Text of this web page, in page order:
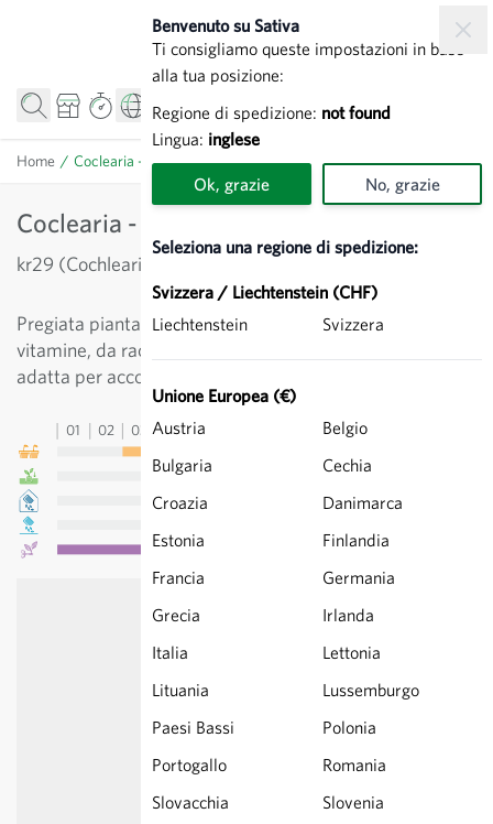
Benvenuto su Sativa
Ti consigliamo queste impostazioni in base
alla tua posizione:
Regione di spedizione: not found
Lingua: inglese
Ok, grazie No, grazie
Seleziona una regione di spedizione:
Svizzera / Liechtenstein (CHF)
Liechtenstein
Svizzera
Unione Europea (€)
Austria
Belgio
Bulgaria
Cechia
Croazia
Danimarca
Estonia
Finlandia
Francia
Germania
Grecia
Irlanda
Italia
Lettonia
Lituania
Lussemburgo
Paesi Bassi
Polonia
Portogallo
Romania
Slovacchia
Slovenia
Home / Coclearia - Erbe aromatiche
Coclearia - Erbe aromatiche
kr29 (Cochlearia officinalis)
Pregiata pianta aromatica, resistente al gelo e ricca di
vitamine, da raccogliere in pieno campo. Aroma forte,
adatta per accompagnare le insalate.
01 02 03 04 05 09 10